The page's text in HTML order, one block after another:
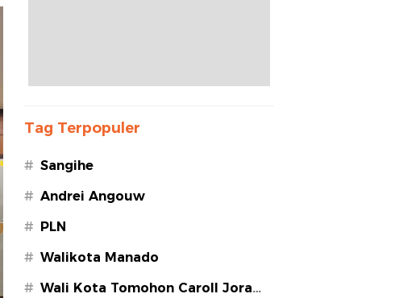
Tag Terpopuler
# Sangihe
# Andrei Angouw
# PLN
# Walikota Manado
# Wali Kota Tomohon Caroll Joram